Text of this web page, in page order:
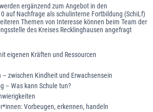
ergänzend zum Angebot in den
auf Nachfrage als schulinterne Fortbildung (SchiLf)
Themen von Interesse können beim Team der
des Kreises Recklinghausen angefragt
eigenen Kräften und Ressourcen
zwischen Kindheit und Erwachsensein
– Was kann Schule tun?
Vorbeugen, erkennen, handeln